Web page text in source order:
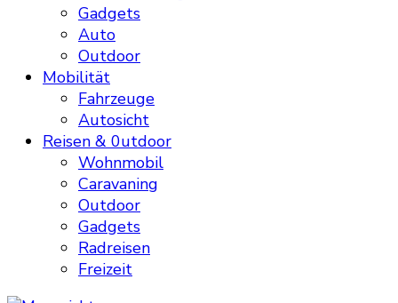
Gadgets
Auto
Outdoor
Mobilität
Fahrzeuge
Autosicht
Reisen & 0utdoor
Wohnmobil
Caravaning
Outdoor
Gadgets
Radreisen
Freizeit